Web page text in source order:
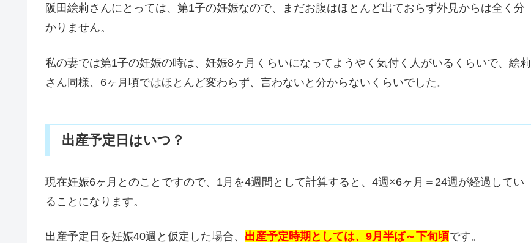
阪田絵莉さんにとっては、第1子の妊娠なので、まだお腹はほとんど出ておらず外見からは全く分
かりません。
私の妻では第1子の妊娠の時は、妊娠8ヶ月くらいになってようやく気付く人がいるくらいで、絵莉
さん同様、6ヶ月頃ではほとんど変わらず、言わないと分からないくらいでした。
出産予定日はいつ？
現在妊娠6ヶ月とのことですので、1月を4週間として計算すると、4週×6ヶ月＝24週が経過してい
ることになります。
出産予定日を妊娠40週と仮定した場合、 出産予定時期としては、9月半ば～下旬頃です。